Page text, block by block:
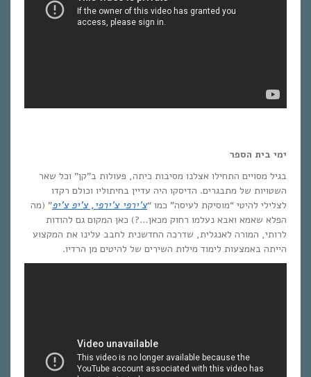
ימי בית הספר
בגיל מסויים התחילו אצלנו מסיבות כיתה, פעולות ב”קן” וכל שאר
השטויות של מתבגרים. הדיסקו היה עדיין בחיתוליו וכולם רקדו
לצלילי להיטי “מוסיקת לעיסה” כמו “צ’ירפי צ’ירפי, צ’יפ צ’יפ” (מה
הפלא שאמא ואבא נעלמו רחוק מכאן…?) כאן המקום גם להודות
לרותי, המורה לאנגלית, שדרכה החדשנית לחבב עלינו את המקצוע
הייתה באמצעות לימוד מילות השירים של להיטים מן הרדיו.